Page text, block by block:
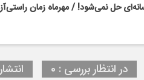
در انتظار بررسی : 0